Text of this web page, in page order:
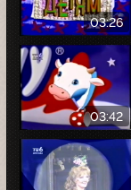
03:26
03:42